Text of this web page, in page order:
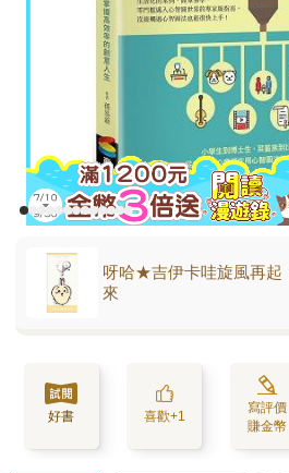
呀哈★吉伊卡哇旋風再起
來
好書 喜歡+1
寫評價
賺金幣